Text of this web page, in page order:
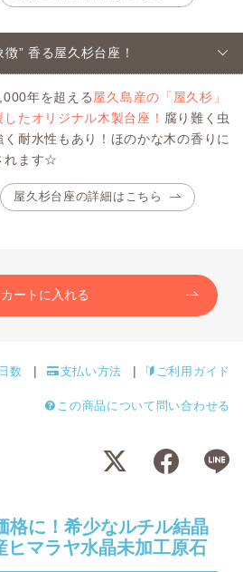
徴” 香る屋久杉台座！
年を超える 屋久島産の「屋久杉」
したオリジナル木製台座！ 腐り難く虫
く耐水性もあり！ほのかな木の香りに
れます☆
屋久杉台座の詳細はこちら
カートに入れる
数 支払い方法 ご利用ガイド
この商品について問い合わせる
格に！希少なルチル結晶
ヒマラヤ水晶未加工原石